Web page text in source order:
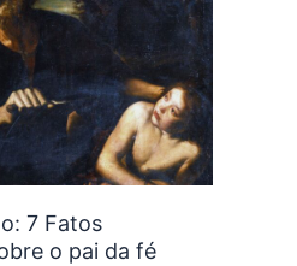
7 Fatos
o pai da fé